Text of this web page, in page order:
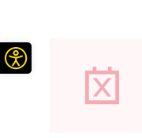
Otwórz pasek narzędzi